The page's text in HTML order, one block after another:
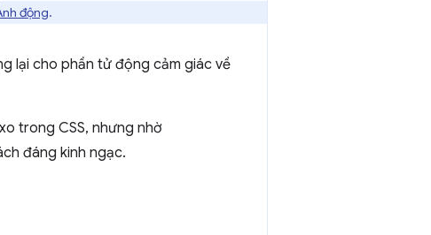
động.
lại cho phần tử động cảm giác về
trong CSS, nhưng nhờ
đáng kinh ngạc.